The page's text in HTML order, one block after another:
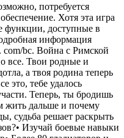
потребуется
Хотя эта игра
функции, доступные в
информация
com/bc. Война с Римской
все. Твои родные и
а твоя родина теперь
это, тебе удалось
Теперь, ты бродишь
жить дальше и почему
судьба решает раскрыть
Изучай боевые навыки